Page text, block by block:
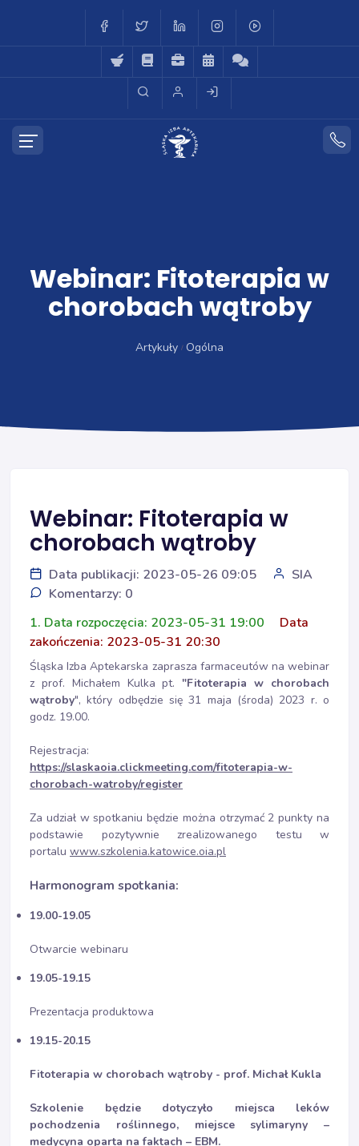
Webinar: Fitoterapia w
chorobach wątroby
Artykuły Ogólna
Webinar: Fitoterapia w
chorobach wątroby
Data publikacji: 2023-05-26 09:05
SIA
Komentarzy: 0
1. Data rozpoczęcia: 2023-05-31 19:00
Data
zakończenia: 2023-05-31 20:30
Śląska Izba Aptekarska zaprasza farmaceutów na webinar
z prof. Michałem Kulka pt."Fitoterapia w chorobach
wątroby", który odbędzie się 31 maja (środa) 2023 r. o
godz. 19.00.
Rejestracja:
https://slaskaoia.clickmeeting.com/fitoterapia-w-
chorobach-watroby/register
Za udział w spotkaniu będzie można otrzymać 2 punkty na
podstawie pozytywnie zrealizowanego testu w
portalu www.szkolenia.katowice.oia.pl
Harmonogram spotkania:
19.00-19.05
Otwarcie webinaru
19.05-19.15
Prezentacja produktowa
19.15-20.15
Fitoterapia w chorobach wątroby - prof. Michał Kukla
Szkolenie będzie dotyczyło miejsca leków
pochodzenia roślinnego, miejsce sylimaryny –
medycyna oparta na faktach – EBM.